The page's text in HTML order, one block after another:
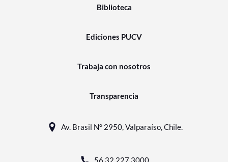
Biblioteca
Ediciones PUCV
Trabaja con nosotros
Transparencia
Av. Brasil N° 2950, Valparaíso, Chile.
56 32 227 3000